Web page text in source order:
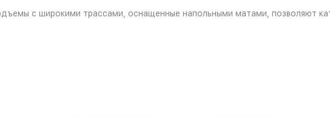
с широкими трассами, оснащенные напольными матами, позволяют